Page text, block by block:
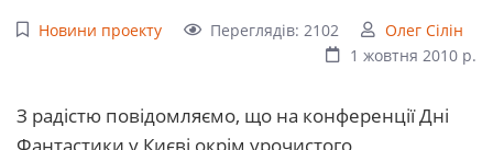
Новини проекту Переглядів: 2102
Олег Сілін
1 жовтня 2010 р.
З радістю повідомляємо, що на конференції Дні